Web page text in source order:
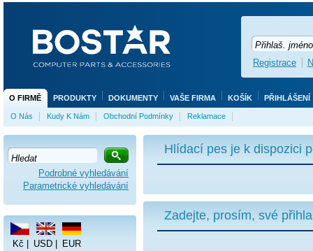
Hlídací pes je k dispozici
Zadejte, prosím, své
Podrobné vyhledávání
Parametrické vyhledávání
Kč USD EUR
O FIRMĚ PRODUKTY DOKUMENTY VAŠE FIRMA KOŠÍK PŘIHLÁŠENÍ
O Nás Kudy K Nám Obchodní Podmínky Reklamace
Registrace